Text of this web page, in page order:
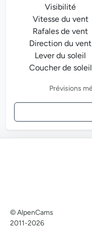
Visibilité
Vitesse du vent
Rafales de vent
Direction du vent
Lever du soleil
Coucher de soleil
Prévisions
© AlpenCams
2011-2026